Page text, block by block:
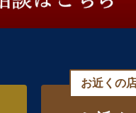
お近くの